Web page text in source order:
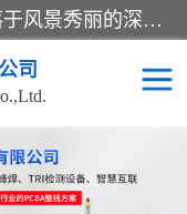
深圳市亿阳电子仪器有限公司坐落于风景秀丽的深圳市光明区，集SMT设备销售务为一体，努力为客户提供电子装配解决方案。与行业**SMT设备厂商：ASM（印刷机，锡膏检查机，贴片机），德国ERSA（爱莎）建立了稳固的代理合作关系，销售的设备一直保持**电子装配行业未来发展方向，能够满足客户各种繁杂产品的生产应用。
司
中速贴片机